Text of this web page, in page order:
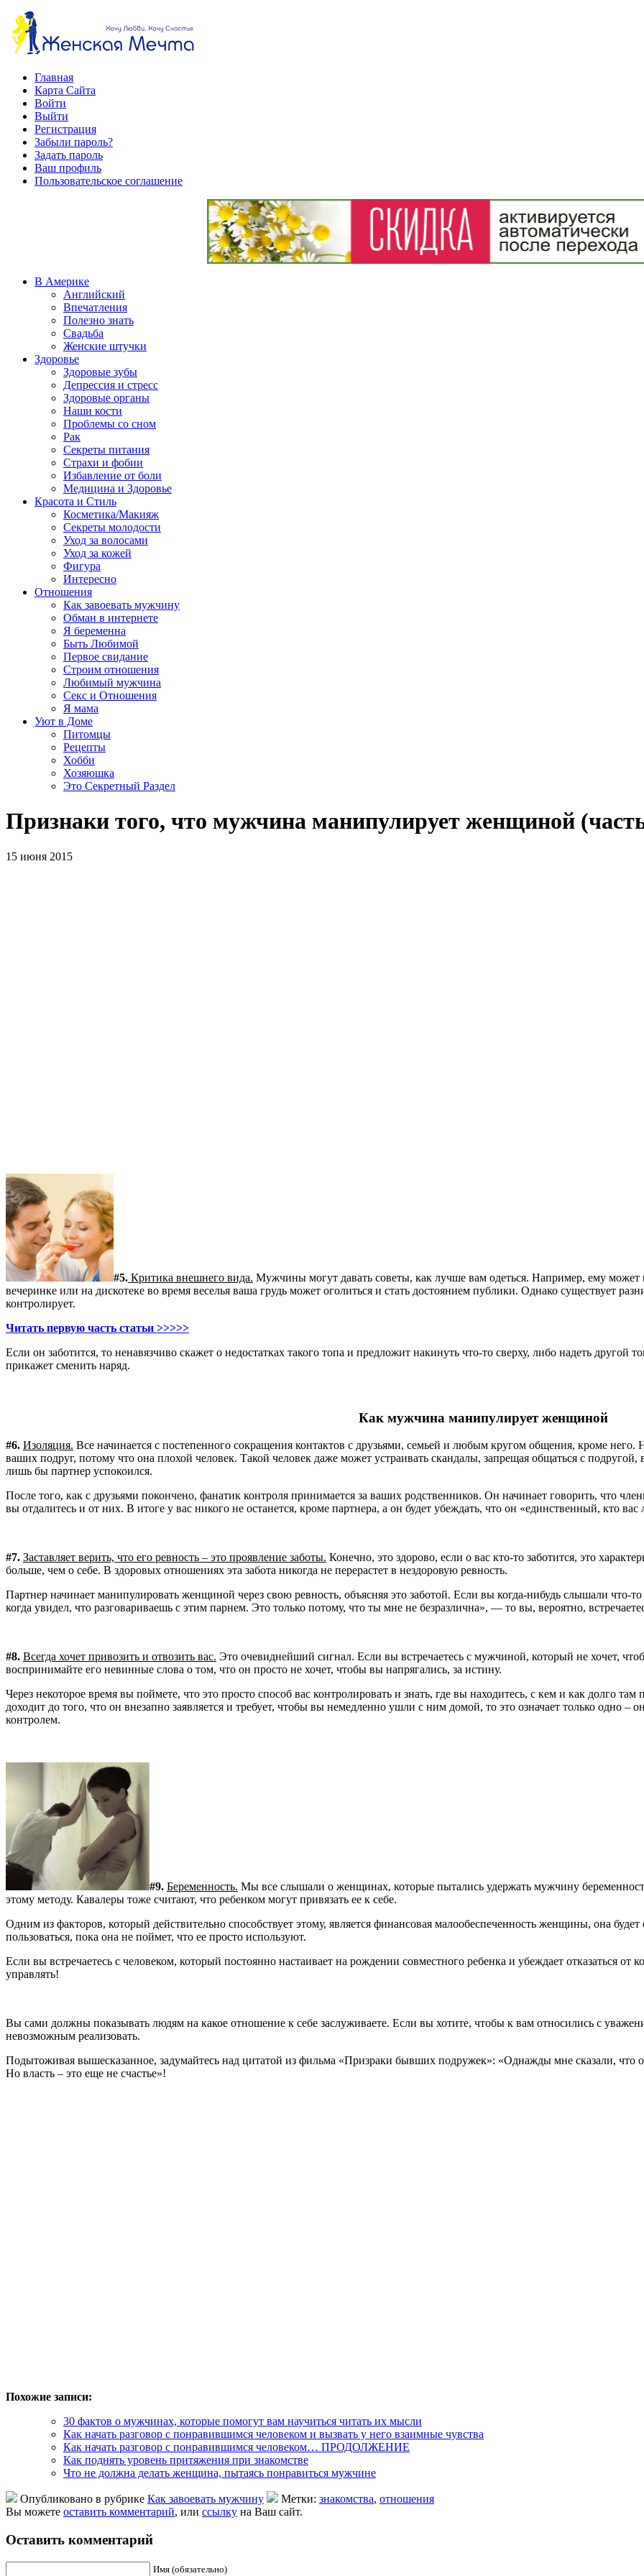
Главная
Карта Сайта
Войти
Выйти
Регистрация
Забыли пароль?
Задать пароль
Ваш профиль
Пользовательское соглашение
В Америке
Английский
Впечатления
Полезно знать
Свадьба
Женские штучки
Здоровье
Здоровые зубы
Депрессия и стресс
Здоровые органы
Наши кости
Проблемы со сном
Рак
Секреты питания
Страхи и фобии
Избавление от боли
Медицина и Здоровье
Красота и Стиль
Косметика/Макияж
Секреты молодости
Уход за волосами
Уход за кожей
Фигура
Интересно
Отношения
Как завоевать мужчину
Обман в интернете
Я беременна
Быть Любимой
Первое свидание
Строим отношения
Любимый мужчина
Секс и Отношения
Я мама
Уют в Доме
Питомцы
Рецепты
Хобби
Хозяюшка
Это Секретный Раздел
Признаки того, что мужчина манипулирует женщиной
15 июня 2015
#5. Критика внешнего вида. Мужчины могут давать советы, как лучше вам одеться. Например, ему
вечеринке или на дискотеке во время веселья ваша грудь может оголиться и стать достоянием публики. Однако существует
контролирует.
Читать первую часть статьи >>>>>
Если он заботится, то ненавязчиво скажет о недостатках такого топа и предложит накинуть что-то сверху, либо надеть другой
прикажет сменить наряд.
Как мужчина манипулирует женщиной
#6. Изоляция. Все начинается с постепенного сокращения контактов с друзьями, семьей и любым кругом общения, кроме него.
ваших подруг, потому что она плохой человек. Такой человек даже может устраивать скандалы, запрещая общаться с
лишь бы партнер успокоился.
После того, как с друзьями покончено, фанатик контроля принимается за ваших родственников. Он начинает говорить, что
вы отдалитесь и от них. В итоге у вас никого не останется, кроме партнера, а он будет убеждать, что он «единственный, кто
#7. Заставляет верить, что его ревность – это проявление заботы. Конечно, это здорово, если о вас кто-то заботится, это
больше, чем о себе. В здоровых отношениях эта забота никогда не перерастет в нездоровую ревность.
Партнер начинает манипулировать женщиной через свою ревность, объясняя это заботой. Если вы когда-нибудь слышали
когда увидел, что разговариваешь с этим парнем. Это только потому, что ты мне не безразлична», — то вы, вероятно,
#8. Всегда хочет привозить и отвозить вас. Это очевиднейший сигнал. Если вы встречаетесь с мужчиной, который не хочет,
воспринимайте его невинные слова о том, что он просто не хочет, чтобы вы напрягались, за истину.
Через некоторое время вы поймете, что это просто способ вас контролировать и знать, где вы находитесь, с кем и как долго
доходит до того, что он внезапно заявляется и требует, чтобы вы немедленно ушли с ним домой, то это означает только одно
контролем.
#9. Беременность. Мы все слышали о женщинах, которые пытались удержать мужчину
этому методу. Кавалеры тоже считают, что ребенком могут привязать ее к себе.
Одним из факторов, который действительно способствует этому, является финансовая малообеспеченность женщины, она будет
пользоваться, пока она не поймет, что ее просто используют.
Если вы встречаетесь с человеком, который постоянно настаивает на рождении совместного ребенка и убеждает отказаться от
управлять!
Вы сами должны показывать людям на какое отношение к себе заслуживаете. Если вы хотите, чтобы к вам относились с
невозможным реализовать.
Подытоживая вышесказанное, задумайтесь над цитатой из фильма «Призраки бывших подружек»: «Однажды мне сказали, что
Но власть – это еще не счастье»!
Похожие записи:
30 фактов о мужчинах, которые помогут вам научиться читать их мысли
Как начать разговор с понравившимся человеком и вызвать у него взаимные чувства
Как начать разговор с понравившимся человеком… ПРОДОЛЖЕНИЕ
Как поднять уровень притяжения при знакомстве
Что не должна делать женщина, пытаясь понравиться мужчине
Опубликовано в рубрике Как завоевать мужчину Метки: знакомства, отношения
Вы можете оставить комментарий, или ссылку на Ваш сайт.
Оставить комментарий
Имя (обязательно)